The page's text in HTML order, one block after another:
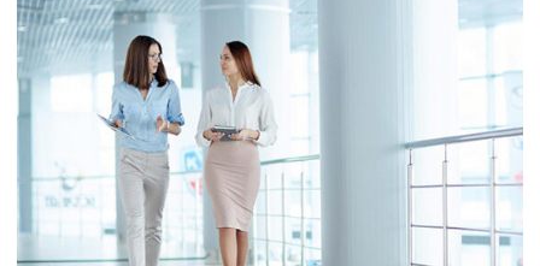
Business
Business
Consulting
Project 2